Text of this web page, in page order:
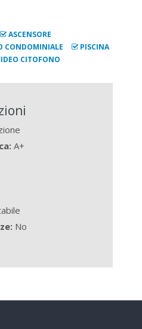
ASCENSORE
CONDOMINIALE
PISCINA
CITOFONO
A+
No